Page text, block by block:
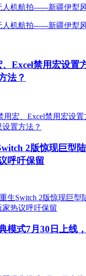
Excel禁用宏设置
法？
2版惊现巨型
呼吁保留
模式7月30日上线